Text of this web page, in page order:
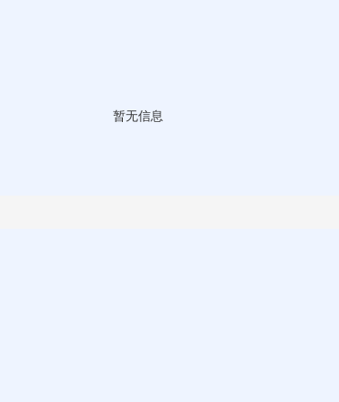
暂无信息